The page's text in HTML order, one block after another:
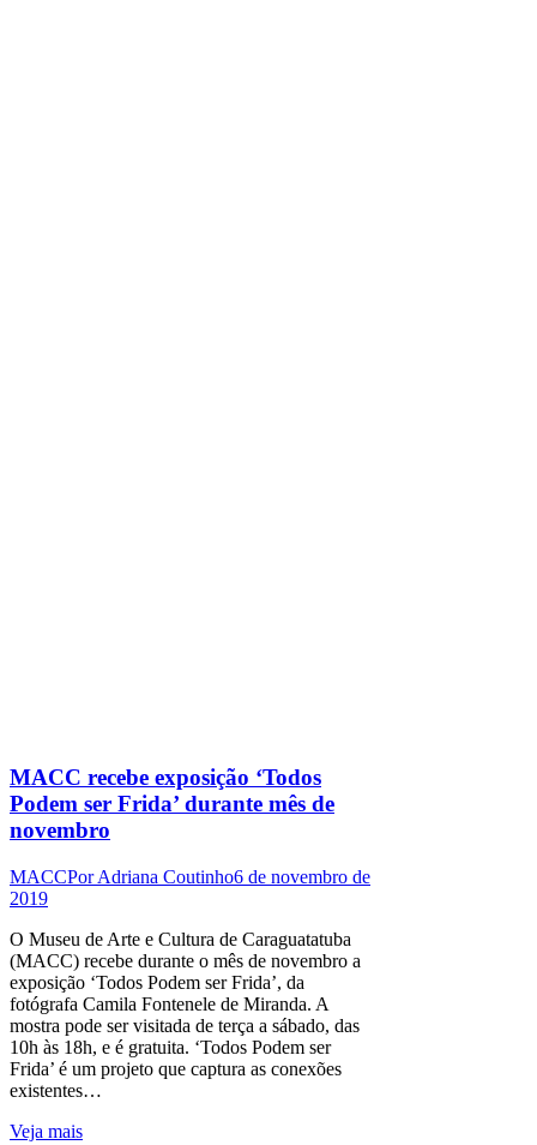
MACC recebe exposição ‘Todos
Podem ser Frida’ durante mês de
novembro
MACCPorAdriana Coutinho6 de novembro de
2019
O Museu de Arte e Cultura de Caraguatatuba
(MACC) recebe durante o mês de novembro a
exposição ‘Todos Podem ser Frida’, da
fotógrafa Camila Fontenele de Miranda. A
mostra pode ser visitada de terça a sábado, das
10h às 18h, e é gratuita. ‘Todos Podem ser
Frida’ é um projeto que captura as conexões
existentes…
Veja mais